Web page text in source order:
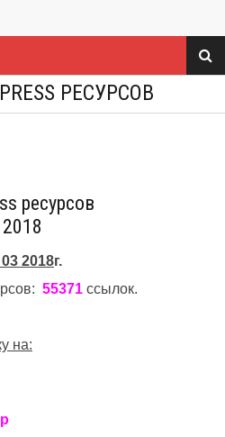
РЕСУРСОВ
ресурсов
2018г.
55371 ссылок.
на: